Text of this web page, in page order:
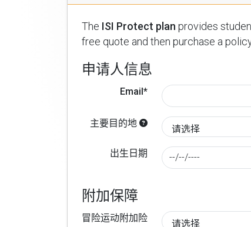
The ISI Protect plan provides student health
free quote and then purchase a
申请人信息
Email*
主要目的地
出生日期
附加保障
冒险运动附加险